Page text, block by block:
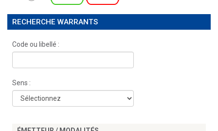
RECHERCHE WARRANTS
Code ou libellé :
Sens :